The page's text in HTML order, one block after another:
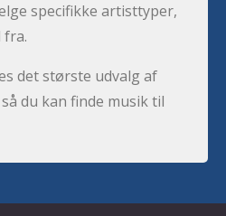
specifikke artisttyper,
fra.
det største udvalg af
du kan finde musik til